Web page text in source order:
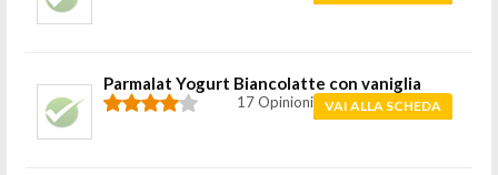
Parmalat Yogurt Biancolatte con vaniglia
17 Opinioni VAI ALLA SCHEDA